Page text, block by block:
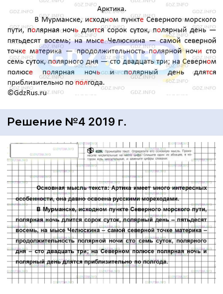
Решение №4 2019 г.